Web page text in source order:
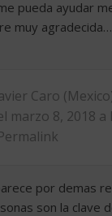
pueda ayudar
muy
Caro
marzo 8, 2018 a
por demas
son la clave